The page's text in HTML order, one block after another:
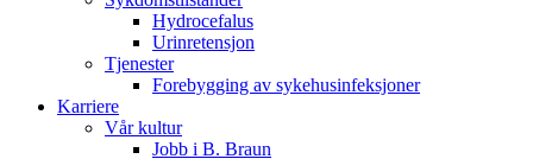
Hydrocefalus
Urinretensjon
Tjenester
Forebygging av sykehusinfeksjoner
Karriere
Vår kultur
Jobb i B. Braun